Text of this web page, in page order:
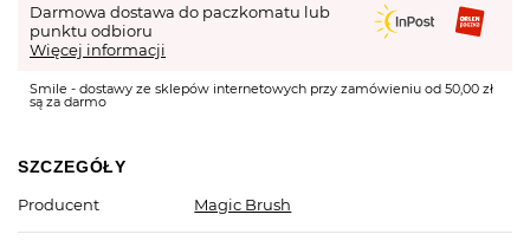
Darmowa dostawa do paczkomatu lub
punktu odbioru
Więcej informacji
Smile - dostawy ze sklepów internetowych przy zamówieniu od 50,00 zł
są za darmo
SZCZEGÓŁY
Producent
Magic Brush